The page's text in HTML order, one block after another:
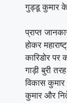
गुड्डू कुमार
प्राप्त
होकर
कारिडोर
गाड़ी बुरी
विकास
कुमार और